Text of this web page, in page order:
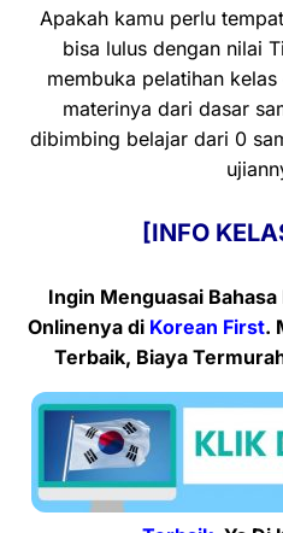
Apakah kamu perlu
bisa lulus dengan nilai
membuka pelatihan kelas
materinya dari dasar
dibimbing belajar dari 0
[INFO
Ingin Menguasai
Onlinenya di Korean First.
Terbaik, Biaya